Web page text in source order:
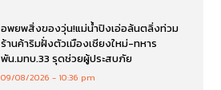
อพยพสิ่งของวุ่น!แม่น้ำปิงเอ่อล้นตลิ่งท่วม
ร้านค้าริมฝั่งตัวเมืองเชียงใหม่-ทหาร
พัน.มทบ.33 รุดช่วยผู้ประสบภัย
09/08/2026 10:36 pm